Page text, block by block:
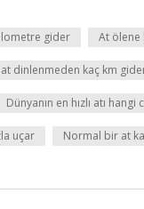
gider At ölene
dinlenmeden kaç km
Dünyanın en hızlı atı hangi
uçar Normal bir at